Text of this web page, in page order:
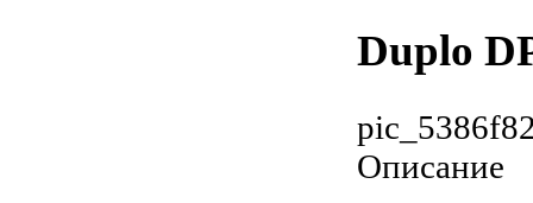
Duplo
Описание